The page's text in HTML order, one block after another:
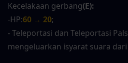
Kecelakaan gerbang(E):
-HP:60 → 20;
- Teleportasi dan Teleportasi
mengeluarkan isyarat suara